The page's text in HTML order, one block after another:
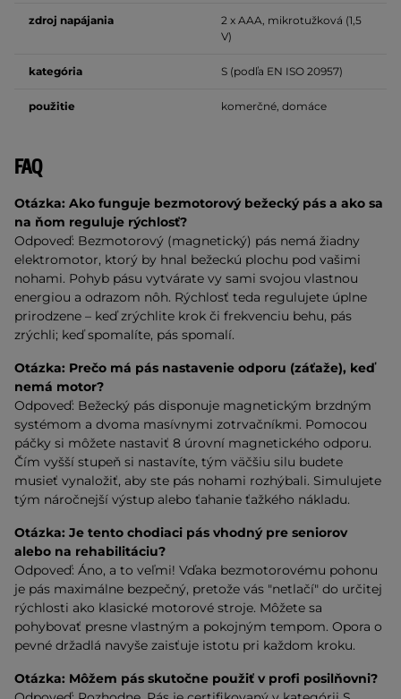
zdroj napájania
2 x AAA, mikrotužková (1,5
V)
kategória S (podľa EN ISO 20957)
použitie komerčné, domáce
FAQ
Otázka: Ako funguje bezmotorový bežecký pás a ako sa
na ňom reguluje rýchlosť?
Odpoveď: Bezmotorový (magnetický) pás nemá žiadny
elektromotor, ktorý by hnal bežeckú plochu pod vašimi
nohami. Pohyb pásu vytvárate vy sami svojou vlastnou
energiou a odrazom nôh. Rýchlosť teda regulujete úplne
prirodzene – keď zrýchlite krok či frekvenciu behu, pás
zrýchli; keď spomalíte, pás spomalí.
Otázka: Prečo má pás nastavenie odporu (záťaže), keď
nemá motor?
Odpoveď: Bežecký pás disponuje magnetickým brzdným
systémom a dvoma masívnymi zotrvačníkmi. Pomocou
páčky si môžete nastaviť 8 úrovní magnetického odporu.
Čím vyšší stupeň si nastavíte, tým väčšiu silu budete
musieť vynaložiť, aby ste pás nohami rozhýbali. Simulujete
tým náročnejší výstup alebo ťahanie ťažkého nákladu.
Otázka: Je tento chodiaci pás vhodný pre seniorov
alebo na rehabilitáciu?
Odpoveď: Áno, a to veľmi! Vďaka bezmotorovému pohonu
je pás maximálne bezpečný, pretože vás "netlačí" do určitej
rýchlosti ako klasické motorové stroje. Môžete sa
pohybovať presne vlastným a pokojným tempom. Opora o
pevné držadlá navyše zaisťuje istotu pri každom kroku.
Otázka: Môžem pás skutočne použiť v profi posilňovni?